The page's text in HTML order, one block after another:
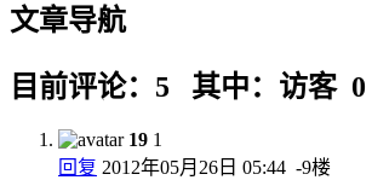
文章导航
目前评论：5 其中：访客
19 1
回复 2012年05月26日 05:44 -9楼